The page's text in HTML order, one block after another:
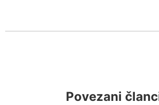
Povezani